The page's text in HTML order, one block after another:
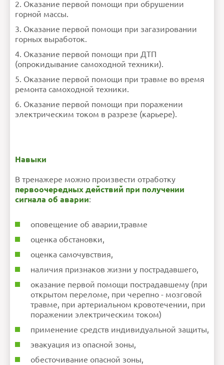
Оказание первой помощи при обрушении
горной массы.
Оказание первой помощи при загазировании
горных выработок.
Оказание первой помощи при ДТП
(опрокидывание самоходной техники).
Оказание первой помощи при травме во время
ремонта самоходной техники.
Оказание первой помощи при поражении
электрическим током в разрезе (карьере).
Навыки
В тренажере можно произвести отработку
первоочередных действий при получении
сигнала об аварии:
оповещение об аварии,травме
оценка обстановки,
оценка самочувствия,
наличия признаков жизни у пострадавшего,
оказание первой помощи пострадавшему (при
открытом переломе, при черепно - мозговой
травме, при артериальном кровотечении, при
поражении электрическим током)
применение средств индивидуальной защиты,
эвакуация из опасной зоны,
обесточивание опасной зоны,